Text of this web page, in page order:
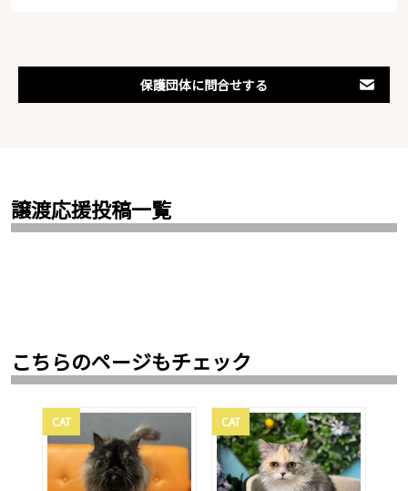
保護団体に問合せする
譲渡応援投稿一覧
こちらのページもチェック
CAT CAT